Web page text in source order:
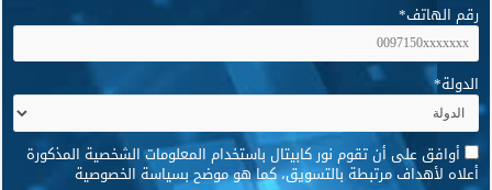
رقم الهاتف*
الدولة*
* أوافق على أن تقوم نور كابيتال باستخدام المعلومات الشخصية المذكورة
أعلاه لأهداف مرتبطة بالتسويق، كما هو موضح بسياسة الخصوصية